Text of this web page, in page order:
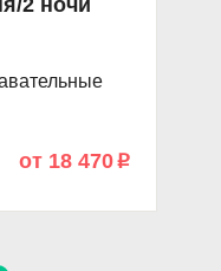
2 ночи
от 18 470 p